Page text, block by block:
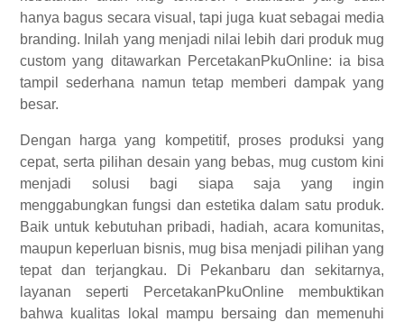
hanya bagus secara visual, tapi juga kuat sebagai media
branding. Inilah yang menjadi nilai lebih dari produk mug
custom yang ditawarkan PercetakanPkuOnline: ia bisa
tampil sederhana namun tetap memberi dampak yang
besar.
Dengan harga yang kompetitif, proses produksi yang
cepat, serta pilihan desain yang bebas, mug custom kini
menjadi solusi bagi siapa saja yang ingin
menggabungkan fungsi dan estetika dalam satu produk.
Baik untuk kebutuhan pribadi, hadiah, acara komunitas,
maupun keperluan bisnis, mug bisa menjadi pilihan yang
tepat dan terjangkau. Di Pekanbaru dan sekitarnya,
layanan seperti PercetakanPkuOnline membuktikan
bahwa kualitas lokal mampu bersaing dan memenuhi